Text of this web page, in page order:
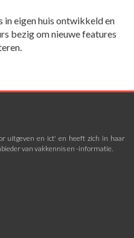
eigen huis ontwikkeld en
bezig om nieuwe features
uitgeven en ict' en heeft zich in haar
van vakkennis en -informatie.